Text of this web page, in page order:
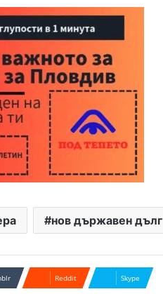
нов държавен дълг
Reddit Skype